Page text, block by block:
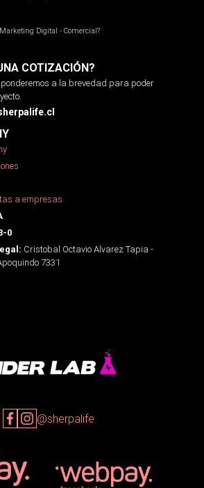
Digital - Comercial?
COTIZACIÓN?
a la brevedad para poder
a empresas
0
Cristobal Octavio Alvarez Tapia -
7331
@sherpalife